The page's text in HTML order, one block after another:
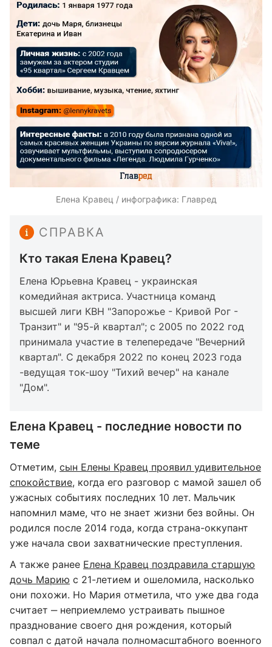
Елена Кравец / инфографика: Главред
СПРАВКА
Кто такая Елена Кравец?
Елена Юрьевна Кравец - украинская
комедийная актриса. Участница команд
высшей лиги КВН "Запорожье - Кривой Рог -
Транзит" и "95-й квартал"; с 2005 по 2022 год
принимала участие в телепередаче "Вечерний
квартал". С декабря 2022 по конец 2023 года
-ведущая ток-шоу "Тихий вечер" на канале
"Дом".
Елена Кравец - последние новости по
теме
Отметим, сын Елены Кравец проявил удивительное
спокойствие, когда его разговор с мамой зашел об
ужасных событиях последних 10 лет. Мальчик
напомнил маме, что не знает жизни без войны. Он
родился после 2014 года, когда страна-оккупант
уже начала свои захватнические преступления.
А также ранее Елена Кравец поздравила старшую
дочь Марию с 21-летием и ошеломила, насколько
они похожи. Но Мария отметила, что уже два года
считает ‒ неприемлемо устраивать пышное
празднование своего дня рождения, который
совпал с датой начала полномасштабного военного